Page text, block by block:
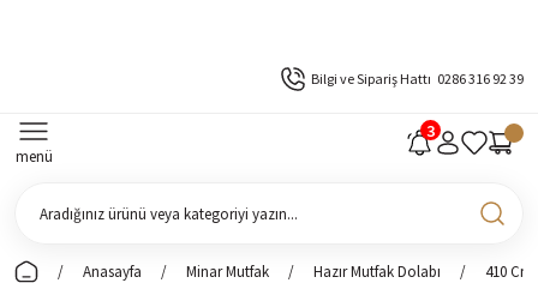
Bilgi ve Sipariş Hattı 0286 316 92 39
menü
Anasayfa Minar Mutfak Hazır Mutfak Dolabı 410 Cm